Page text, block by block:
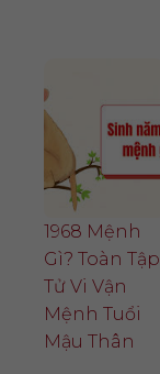
1968 Mệnh
Gì? Toàn Tập
Tử Vi Vận
Mệnh Tuổi
Mậu Thân